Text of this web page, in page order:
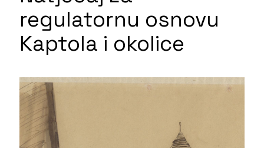
regulatornu osnovu
Kaptola i okolice